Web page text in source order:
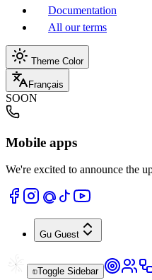
Documentation
All our terms
Theme Color
Français
SOON
Mobile apps
We're excited to announce the
Gu Guest
Toggle Sidebar